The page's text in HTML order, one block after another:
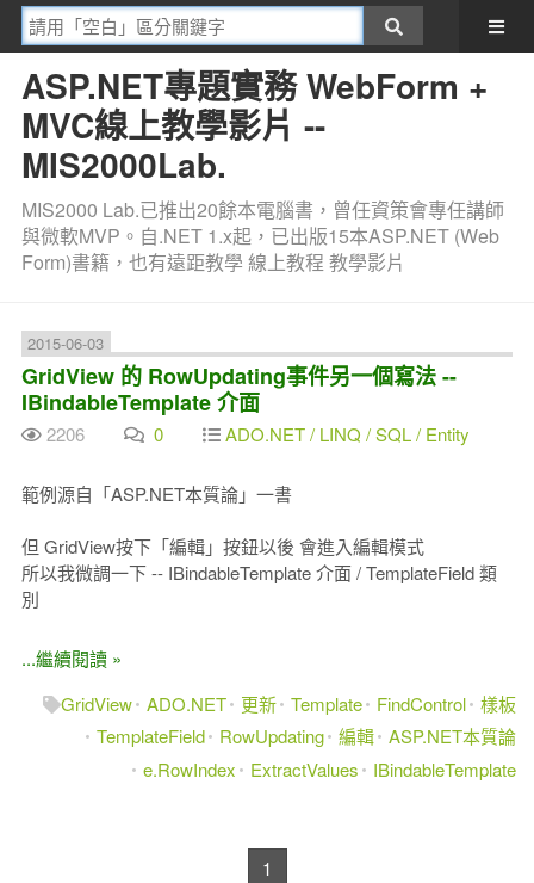
ASP.NET專題實務 WebForm +
MVC線上教學影片 --
MIS2000Lab.
MIS2000 Lab.已推出20餘本電腦書，曾任資策會專任講師
與微軟MVP。自.NET 1.x起，已出版15本ASP.NET (Web
Form)書籍，也有遠距教學 線上教程 教學影片
2015-06-03
GridView 的 RowUpdating事件另一個寫法 --
IBindableTemplate 介面
2206 0 ADO.NET / LINQ / SQL / Entity
範例源自「ASP.NET本質論」一書
但 GridView按下「編輯」按鈕以後 會進入編輯模式
所以我微調一下 -- IBindableTemplate 介面 / TemplateField 類
別
...繼續閱讀 »
GridView ADO.NET 更新 Template FindControl 樣板
TemplateField
RowUpdating 編輯 ASP.NET本質論
e.RowIndex
ExtractValues IBindableTemplate
1